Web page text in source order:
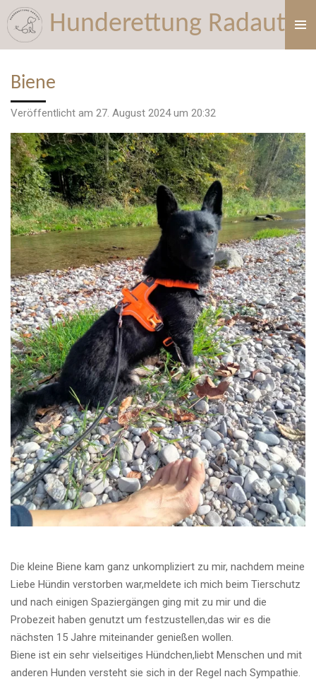
Zum
Hauptinhalt
springen
Hunderettung Radauti
Biene
Veröffentlicht am 27. August 2024 um 20:32
Die kleine Biene kam ganz unkompliziert zu mir, nachdem meine
Liebe Hündin verstorben war,meldete ich mich beim Tierschutz
und nach einigen Spaziergängen ging mit zu mir und die
Probezeit haben genutzt um festzustellen,das wir es die
nächsten 15 Jahre miteinander genießen wollen.
Biene ist ein sehr vielseitiges Hündchen,liebt Menschen und mit
anderen Hunden versteht sie sich in der Regel nach Sympathie.